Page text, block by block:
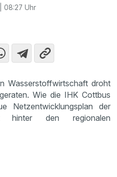
08:27 Uhr
Wasserstoffwirtschaft droht
Wie die IHK Cottbus
Netzentwicklungsplan der
hinter den regionalen